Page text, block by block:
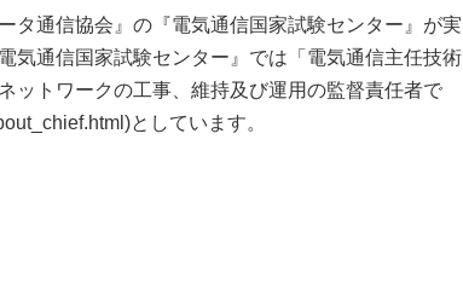
タ通信協会』の『電気通信国家試験センター』が実
気通信国家試験センター』では「電気通信主任技術
ットワークの工事、維持及び運用の監督責任者で
としています。